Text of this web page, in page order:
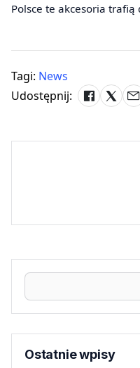
Polsce te akcesoria
Tagi: News
Udostępnij:
Ostatnie wpisy